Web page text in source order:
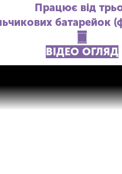
Працює від
батарейок
ВІДЕО ОГЛЯД